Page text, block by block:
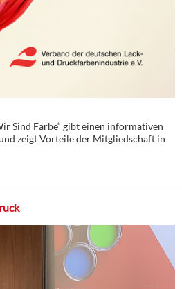
Sind Farbe“ gibt einen informativen
zeigt Vorteile der Mitgliedschaft in